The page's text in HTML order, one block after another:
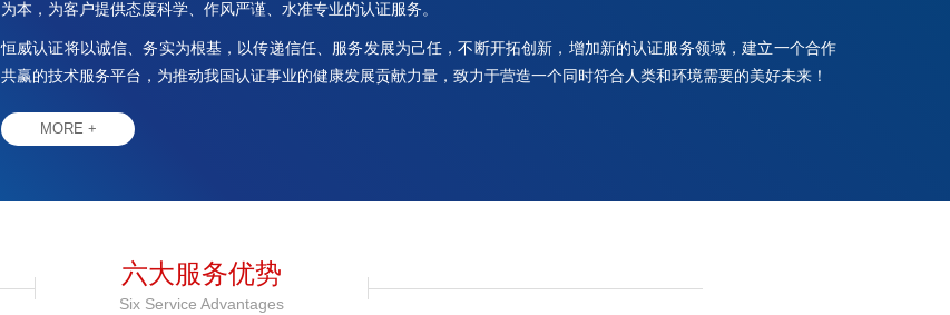
为本，为客户提供态度科学、作风严谨、水准专业的认证服务。
恒威认证将以诚信、务实为根基，以传递信任、服务发展为己任，不断开拓创新，增加新的认证服务领域，建立一个合作
共赢的技术服务平台，为推动我国认证事业的健康发展贡献力量，致力于营造一个同时符合人类和环境需要的美好未来！
MORE +
六大服务优势
Six Service Advantages